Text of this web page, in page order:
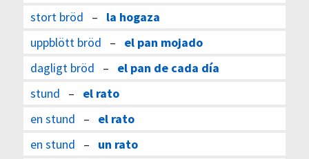
stort bröd – la hogaza
uppblött bröd – el pan mojado
dagligt bröd – el pan de cada día
stund – el rato
en stund – el rato
en stund – un rato